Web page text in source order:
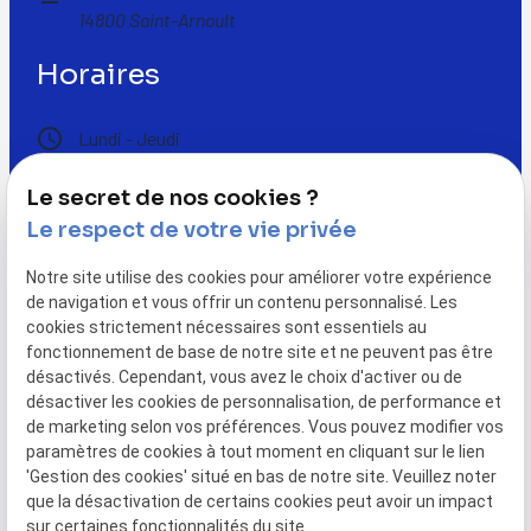
14800 Saint-Arnoult
Horaires
schedule
Lundi - Jeudi
Vendredi
08:00-12:00 / 13:00-16:00
Suivez-nous
Accueil Nos réalisations
Notre société
Actualités
Contact
Le secret de nos cookies ?
Le respect de votre vie privée
Notre site utilise des cookies pour améliorer votre expérience
de navigation et vous offrir un contenu personnalisé. Les
cookies strictement nécessaires sont essentiels au
fonctionnement de base de notre site et ne peuvent pas être
désactivés. Cependant, vous avez le choix d'activer ou de
désactiver les cookies de personnalisation, de performance et
de marketing selon vos préférences. Vous pouvez modifier vos
paramètres de cookies à tout moment en cliquant sur le lien
'Gestion des cookies' situé en bas de notre site. Veuillez noter
que la désactivation de certains cookies peut avoir un impact
sur certaines fonctionnalités du site.